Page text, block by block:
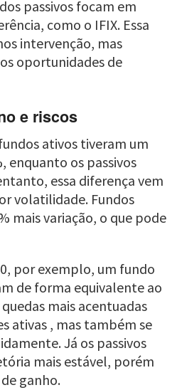
passivos focam em
como o IFIX. Essa
intervenção, mas
oportunidades de
e riscos
ativos tiveram um
enquanto os passivos
essa diferença vem
volatilidade. Fundos
mais variação, o que pode
por exemplo, um fundo
de forma equivalente ao
mais acentuadas
ativas , mas também se
Já os passivos
mais estável, porém
ganho.